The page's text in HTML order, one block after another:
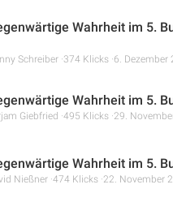
Wahrheit im 5.
Schreiber 374 Klicks 6. Dezember
Wahrheit im 5.
Giebfried 495 Klicks 29.
Wahrheit im 5.
Nießner 474 Klicks 22. November